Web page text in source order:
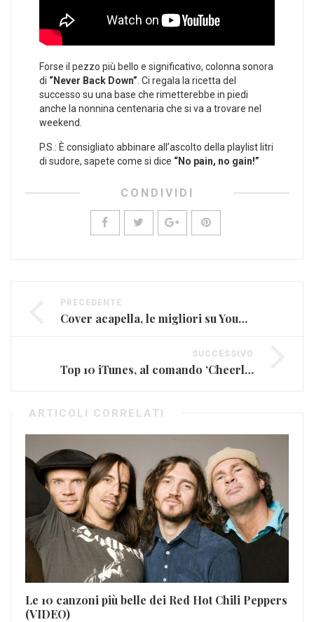
Forse il pezzo più bello e significativo, colonna sonora
di “Never Back Down”. Ci regala la ricetta del
successo su una base che rimetterebbe in piedi
anche la nonnina centenaria che si va a trovare nel
weekend.
P.S.: È consigliato abbinare all’ascolto della playlist litri
di sudore, sapete come si dice “No pain, no gain!”
CONDIVIDI
PRECEDENTE
Cover acapella, le migliori su YouTube
SUCCESSIVO
Top 10 iTunes, al comando ‘Cheerleader’ di Omi
ARTICOLI CORRELATI
Le 10 canzoni più belle dei Red Hot Chili Peppers
(VIDEO)